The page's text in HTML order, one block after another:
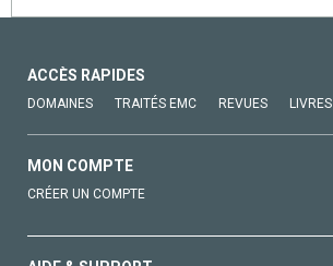
ACCÈS RAPIDES
DOMAINES TRAITÉS EMC REVUES LIVRES
MON COMPTE
CRÉER UN COMPTE